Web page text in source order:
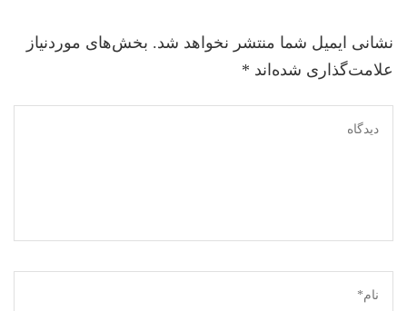
نشانی ایمیل شما منتشر نخواهد شد. بخش‌های موردنیاز
علامت‌گذاری شده‌اند *